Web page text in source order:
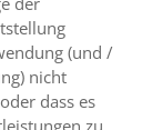
(und /
nicht
dass es
zu